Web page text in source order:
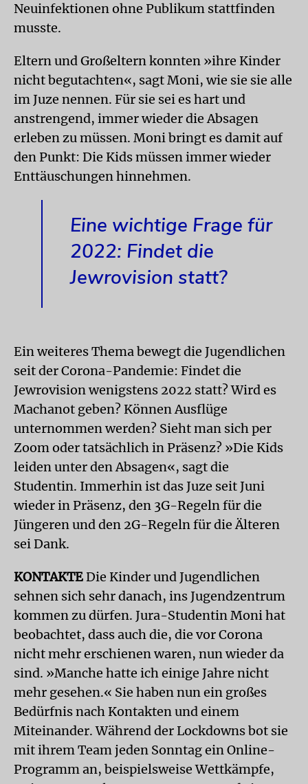
Neuinfektionen ohne Publikum stattfinden
musste.
Eltern und Großeltern konnten »ihre Kinder
nicht begutachten«, sagt Moni, wie sie sie alle
im Juze nennen. Für sie sei es hart und
anstrengend, immer wieder die Absagen
erleben zu müssen. Moni bringt es damit auf
den Punkt: Die Kids müssen immer wieder
Enttäuschungen hinnehmen.
Eine wichtige Frage für
2022: Findet die
Jewrovision statt?
Ein weiteres Thema bewegt die Jugendlichen
seit der Corona-Pandemie: Findet die
Jewrovision wenigstens 2022 statt? Wird es
Machanot geben? Können Ausflüge
unternommen werden? Sieht man sich per
Zoom oder tatsächlich in Präsenz? »Die Kids
leiden unter den Absagen«, sagt die
Studentin. Immerhin ist das Juze seit Juni
wieder in Präsenz, den 3G-Regeln für die
Jüngeren und den 2G-Regeln für die Älteren
sei Dank.
KONTAKTEDie Kinder und Jugendlichen
sehnen sich sehr danach, ins Jugendzentrum
kommen zu dürfen. Jura-Studentin Moni hat
beobachtet, dass auch die, die vor Corona
nicht mehr erschienen waren, nun wieder da
sind. »Manche hatte ich einige Jahre nicht
mehr gesehen.« Sie haben nun ein großes
Bedürfnis nach Kontakten und einem
Miteinander. Während der Lockdowns bot sie
mit ihrem Team jeden Sonntag ein Online-
Programm an, beispielsweise Wettkämpfe,